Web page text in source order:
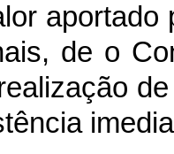
aportado
de o